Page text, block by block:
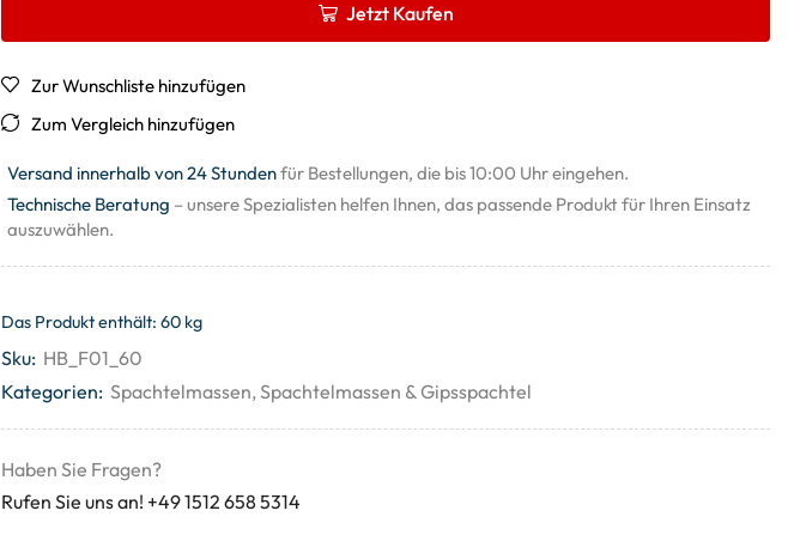
Jetzt Kaufen
Zur Wunschliste hinzufügen
Zum Vergleich hinzufügen
Versand innerhalb von 24 Stundenfür Bestellungen, die bis 10:00 Uhr eingehen.
Technische Beratung – unsere Spezialisten helfen Ihnen, das passende Produkt für Ihren Einsatz
auszuwählen.
Das Produkt enthält: 60 kg
Sku: HB_F01_60
Kategorien: Spachtelmassen,Spachtelmassen & Gipsspachtel
Haben Sie Fragen?
Rufen Sie uns an! +49 1512 658 5314